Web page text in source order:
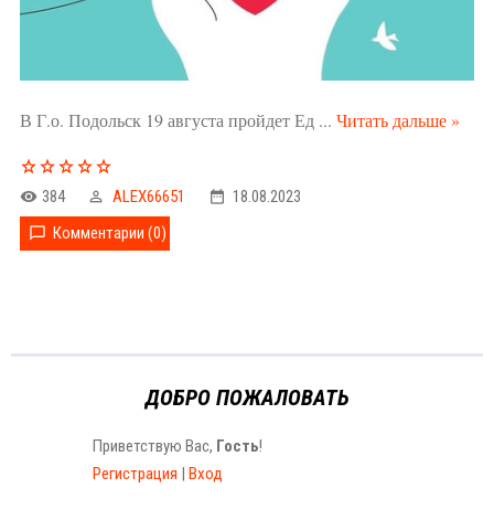
В Г.о. Подольск 19 августа пройдет Ед ... Читать дальше »
384 ALEX66651
18.08.2023
Комментарии (0)
ДОБРО ПОЖАЛОВАТЬ
Приветствую Вас, Гость!
Регистрация | Вход